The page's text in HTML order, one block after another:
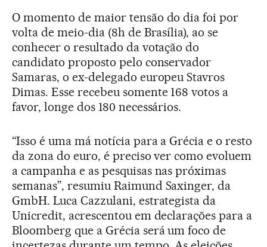
O momento de maior tensão do dia foi por
volta de meio-dia (8h de Brasília), ao se
conhecer o resultado da votação do
candidato proposto pelo conservador
Samaras, o ex-delegado europeu Stavros
Dimas. Esse recebeu somente 168 votos a
favor, longe dos 180 necessários.
“Isso é uma má notícia para a Grécia e o resto
da zona do euro, é preciso ver como evoluem
a campanha e as pesquisas nas próximas
semanas”, resumiu Raimund Saxinger, da
GmbH. Luca Cazzulani, estrategista da
Unicredit, acrescentou em declarações para a
Bloomberg que a Grécia será um foco de